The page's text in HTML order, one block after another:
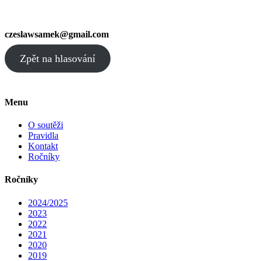
czeslawsamek@gmail.com
Zpět na hlasování
Menu
O soutěži
Pravidla
Kontakt
Ročníky
Ročníky
2024/2025
2023
2022
2021
2020
2019